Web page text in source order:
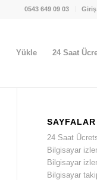
0543 649 09 03 Giriş
Yükle 24 Saat
SAYFALAR
24 Saat
Bilgisayar
Bilgisayar
Bilgisayar